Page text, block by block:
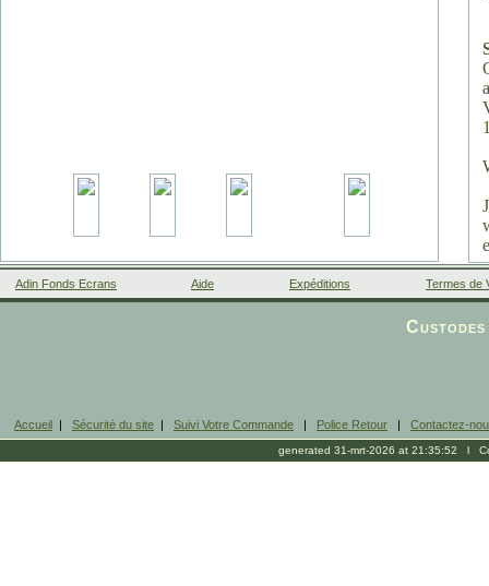
Adin Fonds Ecrans Aide Expéditions Termes de
Accueil | Sécurité du site | Suivi Votre Commande | Police Retour | Contactez-
generated 31-mrt-2026 at 21:35:52 l